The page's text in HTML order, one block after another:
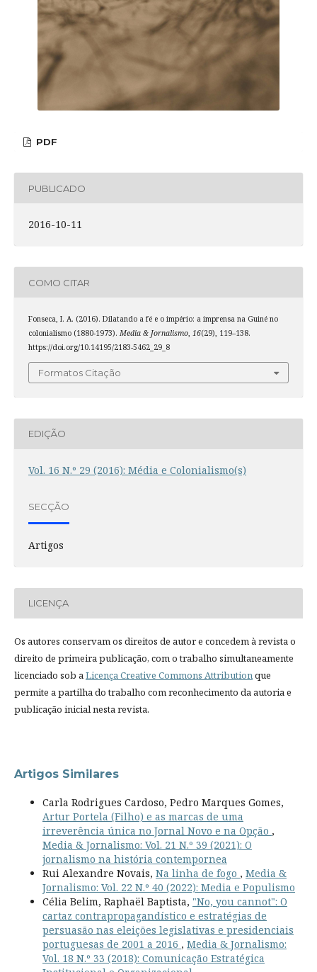
PDF
PUBLICADO
2016-10-11
COMO CITAR
Fonseca, I. A. (2016). Dilatando a fé e o império: a imprensa na Guiné no
colonialismo (1880-1973). Media & Jornalismo, 16(29), 119–138.
https://doi.org/10.14195/2183-5462_29_8
Formatos Citação
EDIÇÃO
Vol. 16 N.º 29 (2016): Média e Colonialismo(s)
SECÇÃO
Artigos
LICENÇA
Os autores conservam os direitos de autor e concedem à revista o
direito de primeira publicação, com o trabalho simultaneamente
licenciado sob aLicença Creative Commons Attributionque
permite a partilha do trabalho com reconhecimento da autoria e
publicação inicial nesta revista.
Artigos Similares
Carla Rodrigues Cardoso, Pedro Marques Gomes,
Artur Portela (Filho) e as marcas de uma
irreverência única no Jornal Novo e na Opção ,
Media & Jornalismo: Vol. 21 N.º 39 (2021): O
jornalismo na história contempornea
Rui Alexandre Novais, Na linha de fogo , Media &
Jornalismo: Vol. 22 N.º 40 (2022): Media e Populismo
Célia Belim, Raphaël Baptista, "No, you cannot": O
cartaz contrapropagandístico e estratégias de
persuasão nas eleições legislativas e presidenciais
portuguesas de 2001 a 2016 , Media & Jornalismo:
Vol. 18 N.º 33 (2018): Comunicação Estratégica